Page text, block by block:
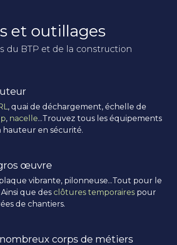
et outillages
du BTP et de la construction
, quai de déchargement, échelle de
, nacelle...Trouvez tous les équipements
hauteur en sécurité.
œuvre
vibrante, pilonneuse...Tout pour le
Ainsi que des clôtures temporaires pour
de chantiers.
corps de métiers